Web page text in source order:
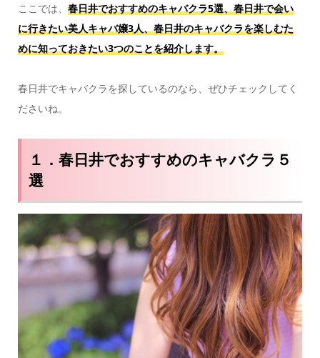
ここでは、 春日井でおすすめのキャバクラ5選、春日井で会い
に行きたい美人キャバ嬢3人、春日井のキャバクラを楽しむた
めに知っておきたい3つのことを紹介します。
春日井でキャバクラを探しているのなら、ぜひチェックしてく
ださいね。
１．春日井でおすすめのキャバクラ５
選